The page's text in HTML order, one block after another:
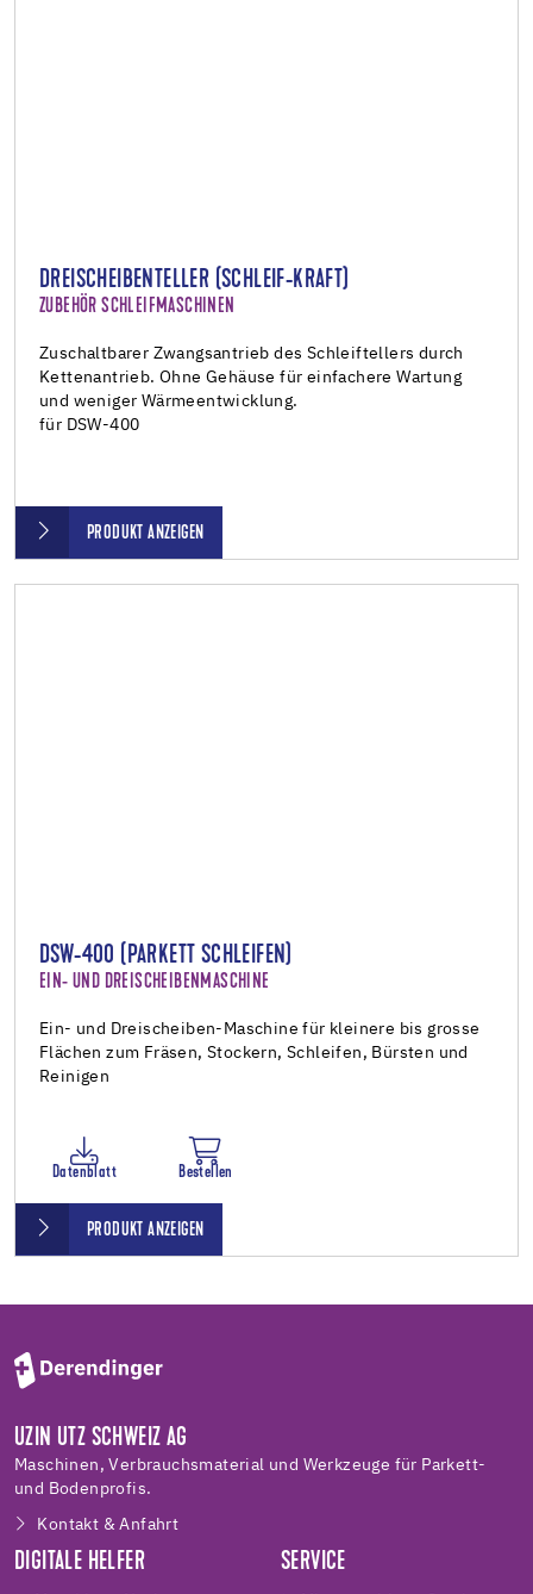
DREISCHEIBENTELLER (SCHLEIF-KRAFT)
ZUBEHÖR SCHLEIFMASCHINEN
Zuschaltbarer Zwangsantrieb des Schleiftellers durch
Kettenantrieb. Ohne Gehäuse für einfachere Wartung
und weniger Wärmeentwicklung.
für DSW-400
PRODUKT ANZEIGEN
DSW-400 (PARKETT SCHLEIFEN)
EIN- UND DREISCHEIBENMASCHINE
Ein- und Dreischeiben-Maschine für kleinere bis grosse
Flächen zum Fräsen, Stockern, Schleifen, Bürsten und
Reinigen
Datenblatt Bestellen
PRODUKT ANZEIGEN
UZIN UTZ SCHWEIZ AG
Maschinen, Verbrauchsmaterial und Werkzeuge für Parkett-
und Bodenprofis.
Kontakt & Anfahrt
DIGITALE HELFER SERVICE